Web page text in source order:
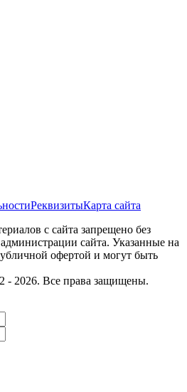
РеквизитыКарта сайта
с сайта запрещено без
сайта. Указанные на
офертой и могут быть
2026. Все права защищены.